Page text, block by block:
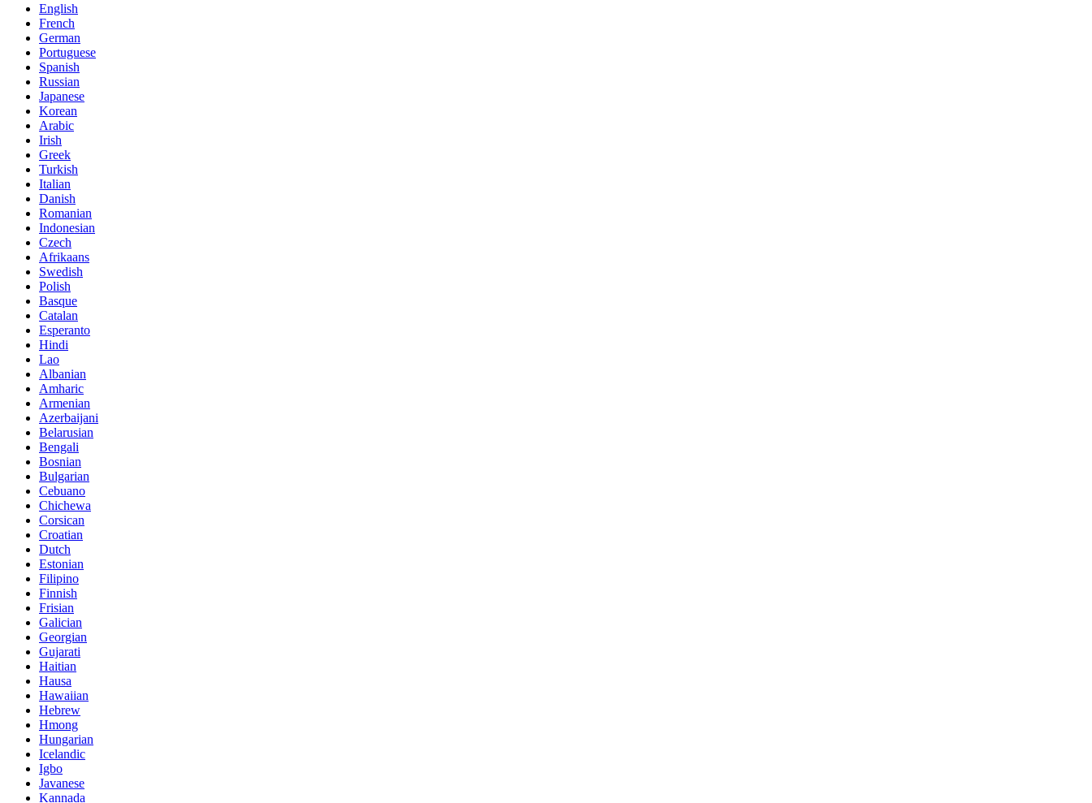
English
French
German
Portuguese
Spanish
Russian
Japanese
Korean
Arabic
Irish
Greek
Turkish
Italian
Danish
Romanian
Indonesian
Czech
Afrikaans
Swedish
Polish
Basque
Catalan
Esperanto
Hindi
Lao
Albanian
Amharic
Armenian
Azerbaijani
Belarusian
Bengali
Bosnian
Bulgarian
Cebuano
Chichewa
Corsican
Croatian
Dutch
Estonian
Filipino
Finnish
Frisian
Galician
Georgian
Gujarati
Haitian
Hausa
Hawaiian
Hebrew
Hmong
Hungarian
Icelandic
Igbo
Javanese
Kannada